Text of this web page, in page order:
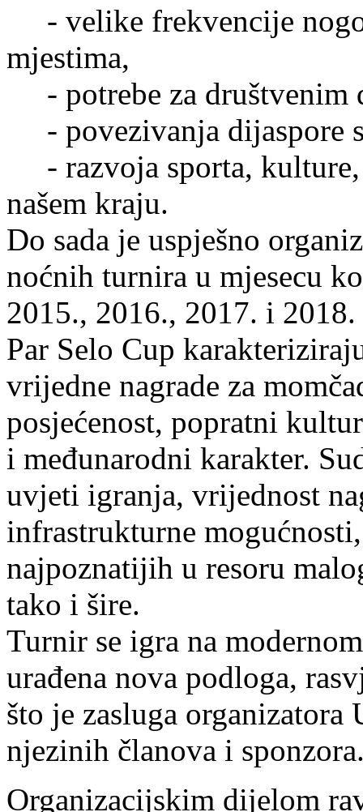
- velike frekvencije
mjestima,
- potrebe za društvenim
- povezivanja dijaspore
- razvoja sporta,
našem kraju.
Do sada je uspješno
noćnih turnira u mjesecu
2015., 2016., 2017. i
Par Selo Cup
vrijedne nagrade za
posjećenost, popratni
i međunarodni karakter.
uvjeti igranja, vrijednost
infrastrukturne
najpoznatijih u resoru
tako i šire.
Turnir se igra na
urađena nova podloga,
što je zasluga
njezinih članova i
Organizacijskim dijelom